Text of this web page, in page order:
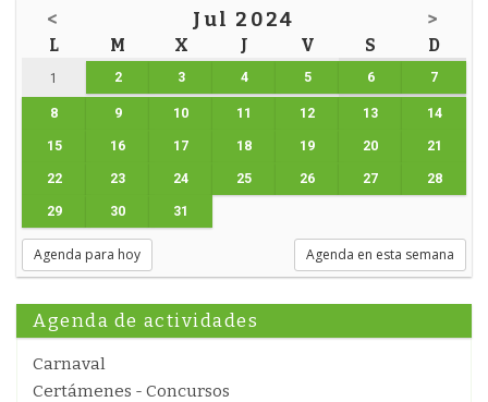
< Jul 2024 >
L M X J V S D
1 2 3 4 5 6 7
8 9 10 11 12 13 14
15 16 17 18 19 20 21
22 23 24 25 26 27 28
29 30 31
Agenda para hoy Agenda en esta semana
Agenda de actividades
Carnaval
Certámenes - Concursos